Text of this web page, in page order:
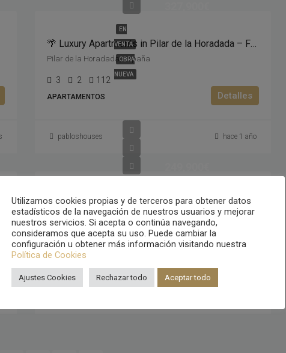
EN
VENTA
OBRA
NUEVA
🌴 Luxury Apartments in Pilar de la Horadada – From €327,900 🏡
Pilar de la Horadada, España
3 2 112
APARTAMENTOS Detalles
pabloshouses hace 1 año
VENTA
OBRA
NUEVA
Exclusive Luxury Apartments in Pilar de la Horadada – Modern Design & Community Pool
Pilar de la Horadada, España
2 2 88
APARTAMENTOS
Utilizamos cookies propias y de terceros para obtener datos
estadísticos de la navegación de nuestros usuarios y mejorar
nuestros servicios. Si acepta o continúa navegando,
consideramos que acepta su uso. Puede cambiar la
configuración u obtener más información visitando nuestra
Política de Cookies
Ajustes Cookies Rechazar todo Aceptar todo